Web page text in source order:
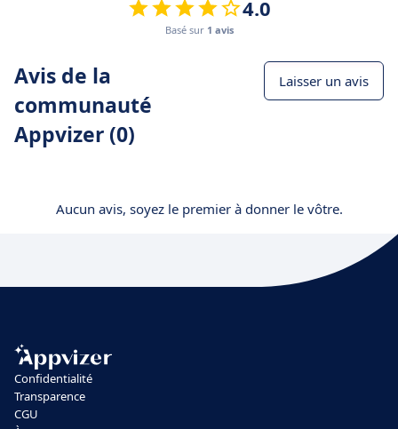
4.0
Basé sur 1 avis
Avis de la
communauté
Appvizer (0)
Laisser un avis
Aucun avis, soyez le premier à donner le vôtre.
Confidentialité
Transparence
CGU